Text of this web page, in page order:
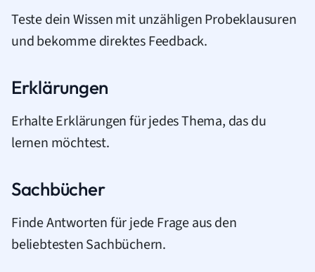
Teste dein Wissen mit unzähligen Probeklausuren
und bekomme direktes Feedback.
Erklärungen
Erhalte Erklärungen für jedes Thema, das du
lernen möchtest.
Sachbücher
Finde Antworten für jede Frage aus den
beliebtesten Sachbüchern.